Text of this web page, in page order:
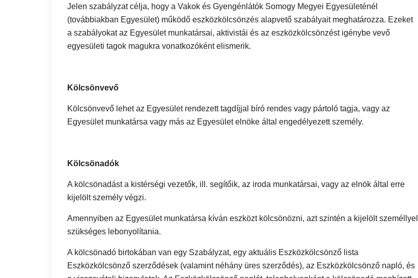
Jelen szabályzat célja, hogy a Vakok és Gyengénlátók Somogy Megyei Egyesületénél
(továbbiakban Egyesület) működő eszközkölcsönzés alapvető szabályait meghatározza. Ezeket
a szabályokat az Egyesület munkatársai, aktivistái és az eszközkölcsönzést igénybe vevő
egyesületi tagok magukra vonatkozóként elismerik.
Kölcsönvevő
Kölcsönvevő lehet az Egyesület rendezett tagdíjjal bíró rendes vagy pártoló tagja, vagy az
Egyesület munkatársa vagy más az Egyesület elnöke által engedélyezett személy.
Kölcsönadók
A kölcsönadást a kistérségi vezetők, ill. segítőik, az iroda munkatársai, vagy az elnök által erre
kijelölt személy végzi.
Amennyiben az Egyesület munkatársa kíván eszközt kölcsönözni, azt szintén a kijelölt személlyel
szükséges lebonyolítania.
A kölcsönadó birtokában van egy Szabályzat, egy aktuális Eszközkölcsönző lista
Eszközkölcsönző szerződések (valamint néhány üres szerződés), az Eszközkölcsönző napló, és